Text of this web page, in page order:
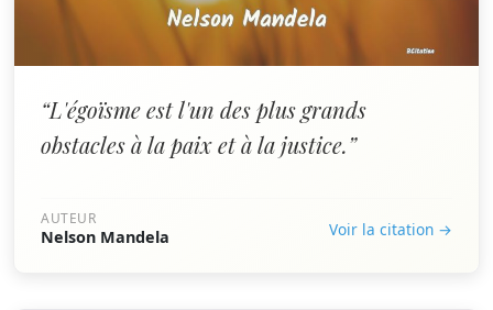
“L'égoïsme est l'un des plus grands
obstacles à la paix et à la justice.”
AUTEUR
Nelson Mandela Voir la citation →